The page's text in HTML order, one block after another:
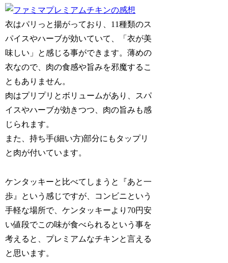
衣はパリっと揚がっており、11種類のス
パイスやハーブが効いていて、「衣が美
味しい」と感じる事ができます。薄めの
衣なので、肉の食感や旨みを邪魔するこ
ともありません。
肉はプリプリとボリュームがあり、スパ
イスやハーブが効きつつ、肉の旨みも感
じられます。
また、持ち手(細い方)部分にもタップリ
と肉が付いています。
ケンタッキーと比べてしまうと『あと一
歩』という感じですが、コンビニという
手軽な場所で、ケンタッキーより70円安
い値段でこの味が食べられるという事を
考えると、プレミアムなチキンと言える
と思います。